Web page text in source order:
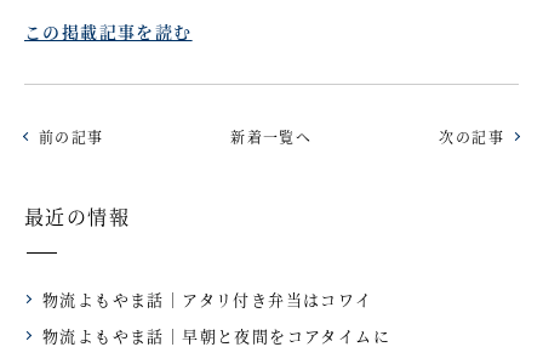
この掲載記事を読む
前の記事 新着一覧へ 次の記事
最近の情報
物流よもやま話｜アタリ付き弁当はコワイ
物流よもやま話｜早朝と夜間をコアタイムに